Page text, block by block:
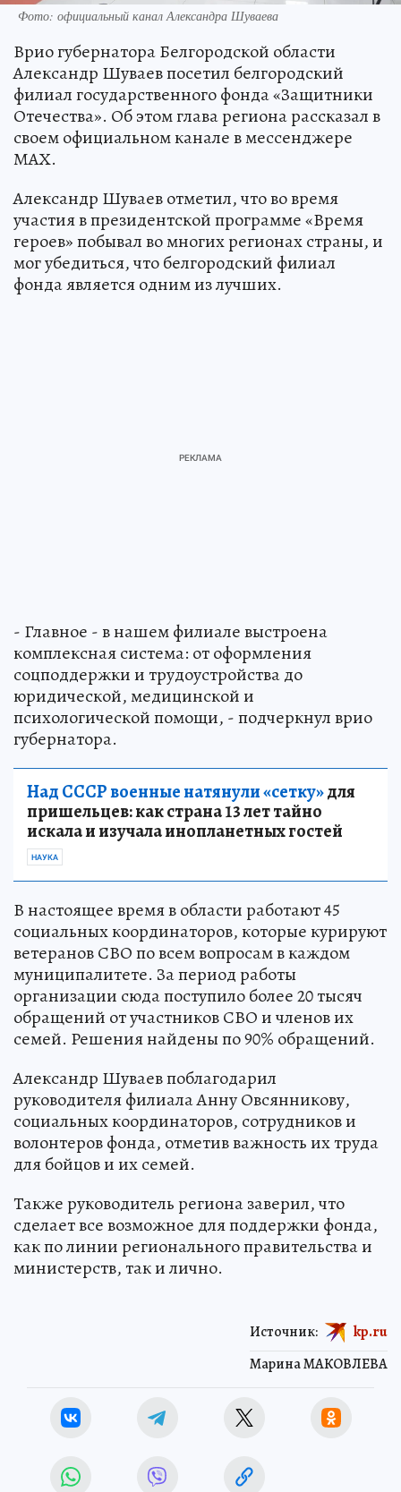
Фото: официальный канал Александра Шуваева
Врио губернатора Белгородской области
Александр Шуваев посетил белгородский
филиал государственного фонда «Защитники
Отечества». Об этом глава региона рассказал в
своем официальном канале в мессенджере
МАХ.
Александр Шуваев отметил, что во время
участия в президентской программе «Время
героев» побывал во многих регионах страны, и
мог убедиться, что белгородский филиал
фонда является одним из лучших.
- Главное - в нашем филиале выстроена
комплексная система: от оформления
соцподдержки и трудоустройства до
юридической, медицинской и
психологической помощи, - подчеркнул врио
губернатора.
Над СССР военные натянули «сетку»для
пришельцев: как страна 13 лет тайно
искала и изучала инопланетных гостей
НАУКА
В настоящее время в области работают 45
социальных координаторов, которые курируют
ветеранов СВО по всем вопросам в каждом
муниципалитете. За период работы
организации сюда поступило более 20 тысяч
обращений от участников СВО и членов их
семей. Решения найдены по 90% обращений.
Александр Шуваев поблагодарил
руководителя филиала Анну Овсянникову,
социальных координаторов, сотрудников и
волонтеров фонда, отметив важность их труда
для бойцов и их семей.
Также руководитель региона заверил, что
сделает все возможное для поддержки фонда,
как по линии регионального правительства и
министерств, так и лично.
Марина МАКОВЛЕВА
Источник: kp.ru